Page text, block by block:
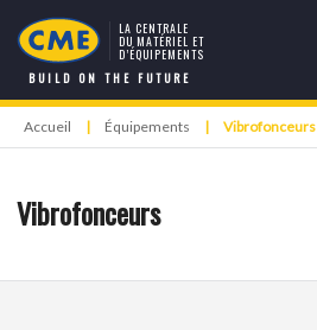
LA CENTRALE
DU MATÉRIEL ET
D’ÉQUIPEMENTS
BUILD ON THE FUTURE
Accueil | Équipements | Vibrofonceurs
Vibrofonceurs